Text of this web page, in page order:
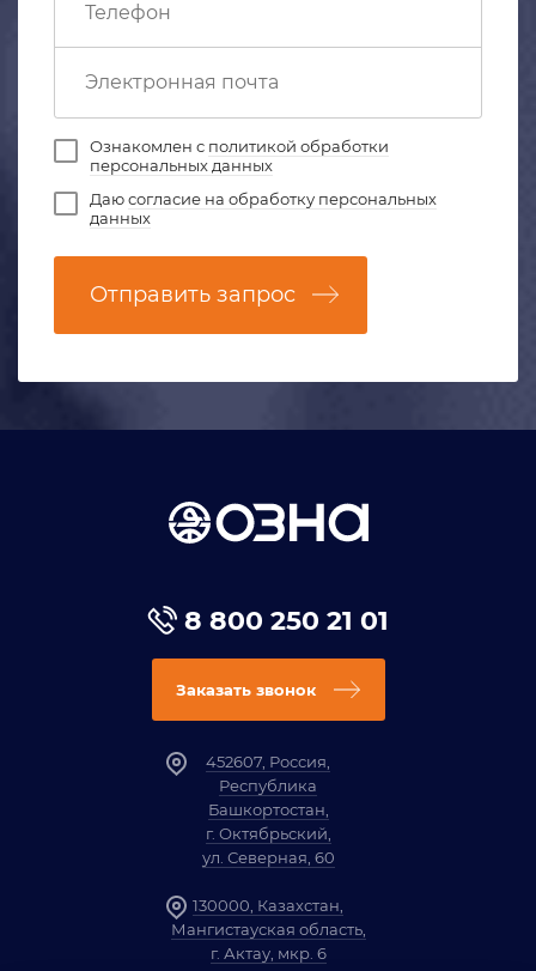
Ознакомлен с политикой обработки
персональных данных
Даюсогласие на обработку персональных
данных
Отправить запрос
8 800 250 21 01
Заказать звонок
452607, Россия,
Республика
Башкортостан,
г. Октябрьский,
ул. Северная, 60
130000, Казахстан,
Мангистауская область,
г. Актау, мкр. 6